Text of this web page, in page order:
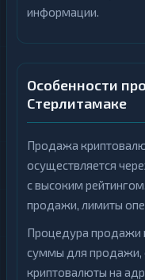
информации.
Особенности
Стерлитамаке
Продажа
осуществляется
с высоким
продажи, лимиты
Процедура продажи
суммы для продажи,
криптовалюты на